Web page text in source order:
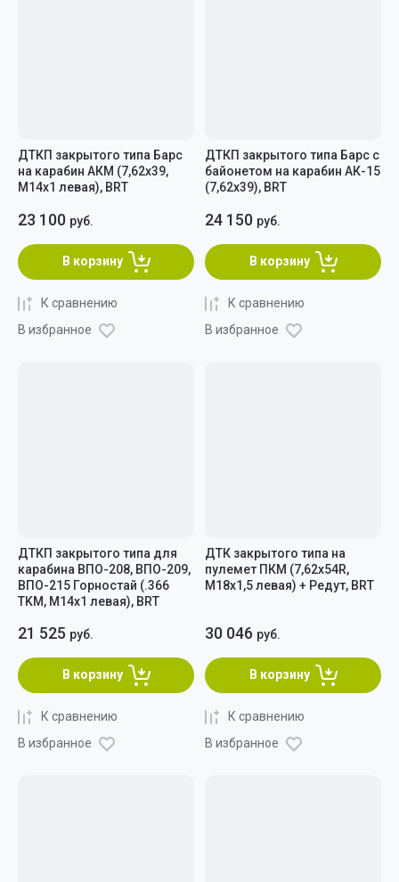
ДТКП закрытого типа Барс
на карабин АКМ (7,62х39,
М14х1 левая), BRT
23 100 руб.
В корзину
К сравнению
В избранное
ДТКП закрытого типа Барс c
байонетом на карабин АК-15
(7,62x39), BRT
24 150 руб.
В корзину
К сравнению
В избранное
ДТКП закрытого типа для
карабина ВПО-208, ВПО-209,
ВПО-215 Горностай (.366
TKM, M14x1 левая), BRT
21 525 руб.
В корзину
К сравнению
В избранное
ДТК закрытого типа на
пулемет ПКМ (7,62x54R,
M18x1,5 левая) + Редут, BRT
30 046 руб.
В корзину
К сравнению
В избранное